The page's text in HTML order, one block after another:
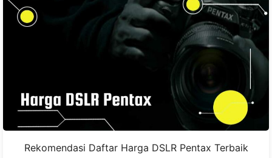
Rekomendasi Daftar Harga DSLR Pentax Terbaik